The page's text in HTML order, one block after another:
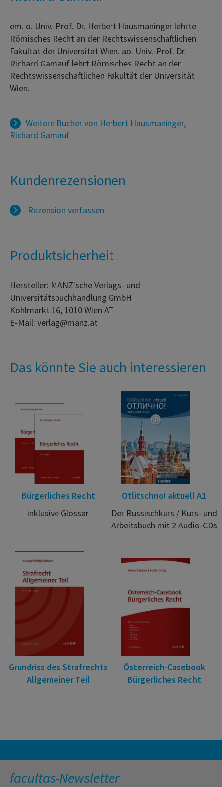
em. o. Univ.-Prof. Dr. Herbert Hausmaninger lehrte
Römisches Recht an der Rechtswissenschaftlichen
Fakultät der Universität Wien. ao. Univ.-Prof. Dr.
Richard Gamauf lehrt Römisches Recht an der
Rechtswissenschaftlichen Fakultät der Universität
Wien.
Weitere Bücher von Herbert Hausmaninger,
Richard Gamauf
Kundenrezensionen
Rezension verfassen
Produktsicherheit
Hersteller: MANZ'sche Verlags- und
Universitätsbuchhandlung GmbH
Kohlmarkt 16, 1010 Wien AT
E-Mail: verlag@manz.at
Das könnte Sie auch interessieren
Bürgerliches Recht
inklusive Glossar
Otlitschno! aktuell A1
Der Russischkurs / Kurs- und
Arbeitsbuch mit 2 Audio-CDs
Grundriss des Strafrechts
Allgemeiner Teil
Österreich-Casebook
Bürgerliches Recht
facultas-Newsletter